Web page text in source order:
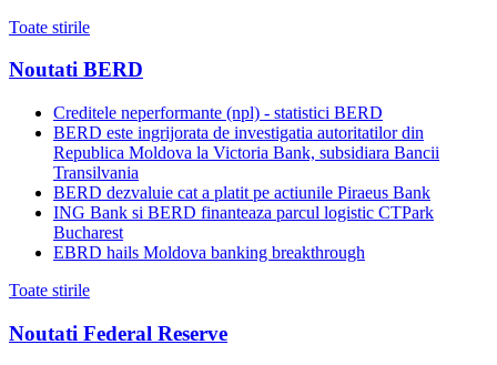
Toate stirile
Noutati BERD
Creditele neperformante (npl) - statistici BERD
BERD este ingrijorata de investigatia autoritatilor din
Republica Moldova la Victoria Bank, subsidiara Bancii
Transilvania
BERD dezvaluie cat a platit pe actiunile Piraeus Bank
ING Bank si BERD finanteaza parcul logistic CTPark
Bucharest
EBRD hails Moldova banking breakthrough
Toate stirile
Noutati Federal Reserve